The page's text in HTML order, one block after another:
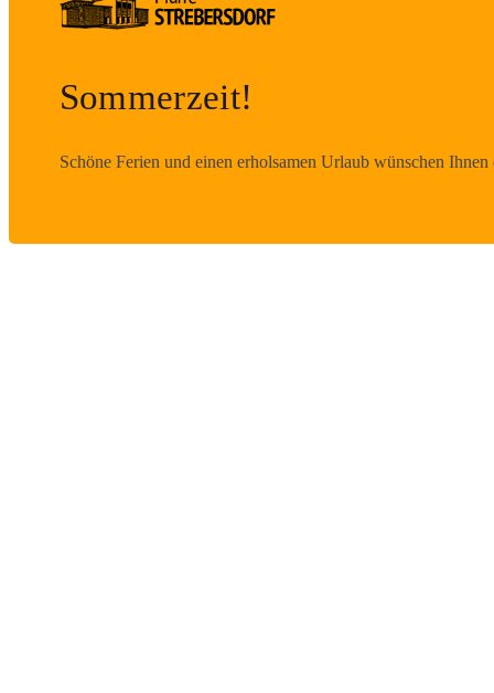
Sommerzeit!
Schöne Ferien und einen erholsamen Urlaub wünschen